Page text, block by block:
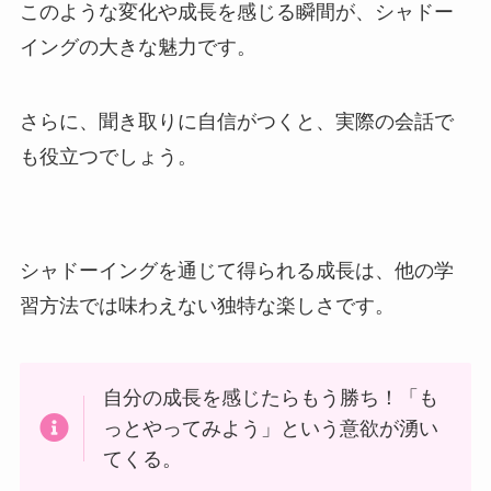
このような変化や成長を感じる瞬間が、シャドー
イングの大きな魅力です。
さらに、聞き取りに自信がつくと、実際の会話で
も役立つでしょう。
シャドーイングを通じて得られる成長は、他の学
習方法では味わえない独特な楽しさです。
自分の成長を感じたらもう勝ち！「も
っとやってみよう」という意欲が湧い
てくる。